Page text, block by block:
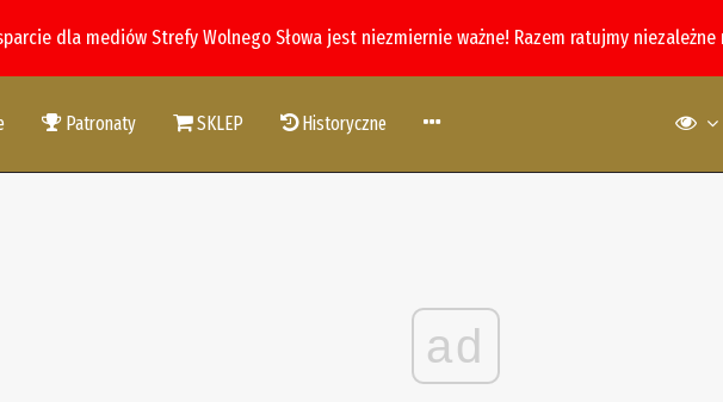
dla mediów Strefy Wolnego Słowa jest niezmiernie ważne! Razem ratujmy
Patronaty SKLEP Historyczne
ad